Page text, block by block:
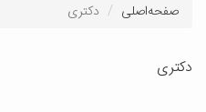
صفحه‌اصلی دکتری
دکتری